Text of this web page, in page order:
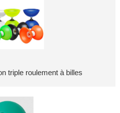
triple roulement à billes